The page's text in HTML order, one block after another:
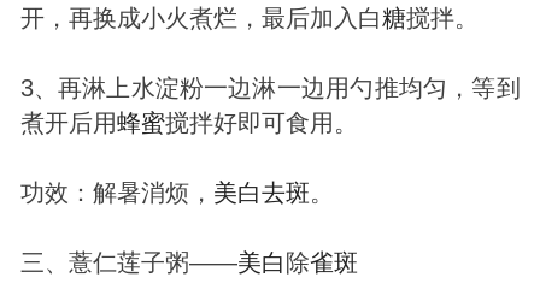
开，再换成小火煮烂，最后加入白糖搅拌。
3、再淋上水淀粉一边淋一边用勺推均匀，等到
煮开后用蜂蜜搅拌好即可食用。
功效：解暑消烦， 美白去斑。
三、薏仁莲子粥——美白 除雀斑